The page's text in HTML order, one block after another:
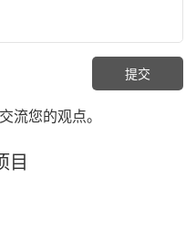
流您的观点。
目